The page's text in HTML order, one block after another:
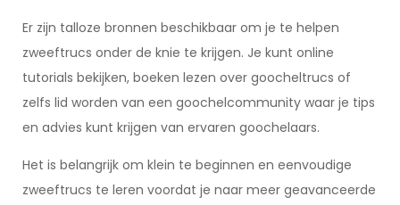
Er zijn talloze bronnen beschikbaar om je te helpen
zweeftrucs onder de knie te krijgen. Je kunt online
tutorials bekijken, boeken lezen over goocheltrucs of
zelfs lid worden van een goochelcommunity waar je tips
en advies kunt krijgen van ervaren goochelaars.
Het is belangrijk om klein te beginnen en eenvoudige
zweeftrucs te leren voordat je naar meer geavanceerde